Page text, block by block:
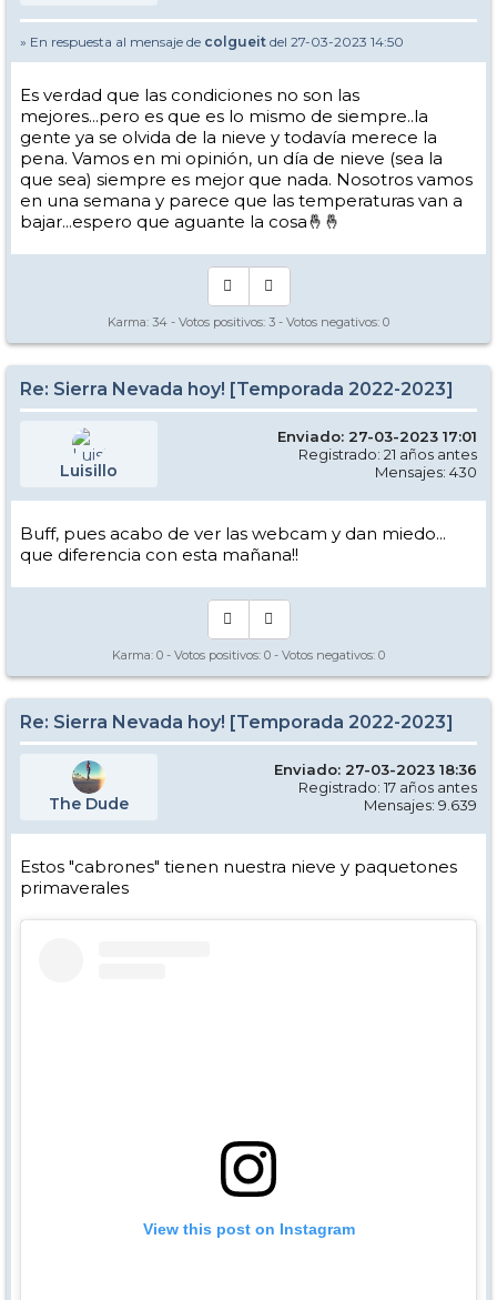
» En respuesta al mensaje de colgueit del 27-03-2023 14:50
Es verdad que las condiciones no son las
mejores...pero es que es lo mismo de siempre..la
gente ya se olvida de la nieve y todavía merece la
pena. Vamos en mi opinión, un día de nieve (sea la
que sea) siempre es mejor que nada. Nosotros vamos
en una semana y parece que las temperaturas van a
bajar...espero que aguante la cosa🤞🤞
Karma: 34 - Votos positivos: 3 - Votos negativos: 0
Re: Sierra Nevada hoy! [Temporada 2022-2023]
Luisillo
Enviado: 27-03-2023 17:01
Registrado: 21 años antes
Mensajes: 430
Buff, pues acabo de ver las webcam y dan miedo...
que diferencia con esta mañana!!
Karma: 0 - Votos positivos: 0 - Votos negativos: 0
Re: Sierra Nevada hoy! [Temporada 2022-2023]
The Dude
Enviado: 27-03-2023 18:36
Registrado: 17 años antes
Mensajes: 9.639
Estos "cabrones" tienen nuestra nieve y paquetones
primaverales
View this post on Instagram